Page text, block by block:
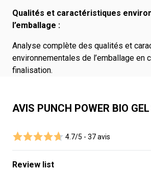
Qualités et caractéristiques
l’emballage :
Analyse complète des qualités et
environnementales de l’emballage en
finalisation.
AVIS PUNCH POWER BIO
4.7/5 - 37 avis
Review list